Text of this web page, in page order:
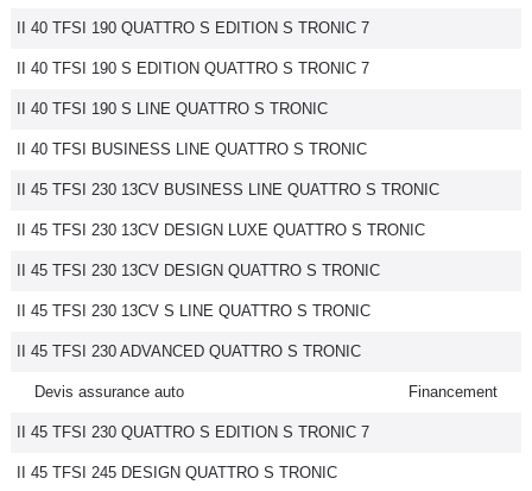
II 40 TFSI 190 QUATTRO S EDITION S TRONIC 7
II 40 TFSI 190 S EDITION QUATTRO S TRONIC 7
II 40 TFSI 190 S LINE QUATTRO S TRONIC
II 40 TFSI BUSINESS LINE QUATTRO S TRONIC
II 45 TFSI 230 13CV BUSINESS LINE QUATTRO S TRONIC
II 45 TFSI 230 13CV DESIGN LUXE QUATTRO S TRONIC
II 45 TFSI 230 13CV DESIGN QUATTRO S TRONIC
II 45 TFSI 230 13CV S LINE QUATTRO S TRONIC
II 45 TFSI 230 ADVANCED QUATTRO S TRONIC
Devis assurance auto Financement
II 45 TFSI 230 QUATTRO S EDITION S TRONIC 7
II 45 TFSI 245 DESIGN QUATTRO S TRONIC